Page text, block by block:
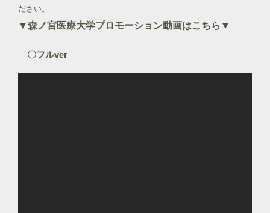
ださい。
▼森ノ宮医療大学プロモーション動画はこちら▼
〇フルver